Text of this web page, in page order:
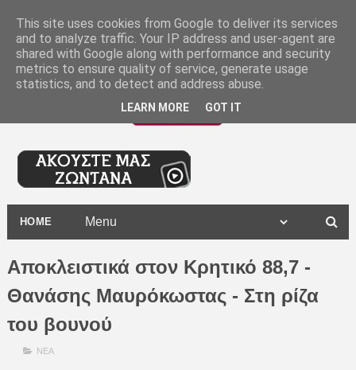
HOME
Αποκλειστικά στον Κρητικό 88,7 -
Θανάσης Μαυρόκωστας - Στη ρίζα
του βουνού
ΝΕΑ
This site uses cookies from Google to deliver its services
and to analyze traffic. Your IP address and user-agent are
shared with Google along with performance and security
metrics to ensure quality of service, generate usage
statistics, and to detect and address abuse.
LEARN MORE GOT IT